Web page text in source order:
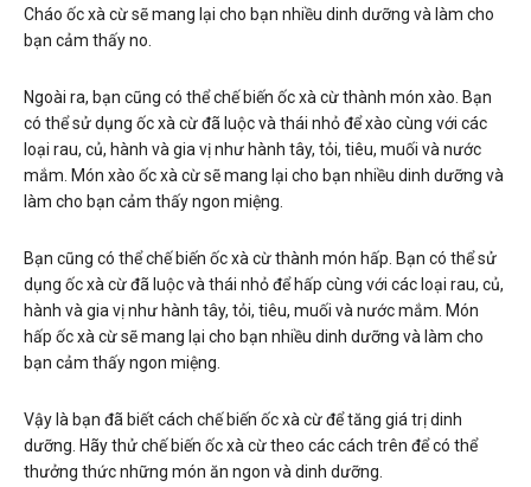
Cháo ốc xà cừ sẽ mang lại cho bạn nhiều dinh dưỡng và làm cho
bạn cảm thấy no.
Ngoài ra, bạn cũng có thể chế biến ốc xà cừ thành món xào. Bạn
có thể sử dụng ốc xà cừ đã luộc và thái nhỏ để xào cùng với các
loại rau, củ, hành và gia vị như hành tây, tỏi, tiêu, muối và nước
mắm. Món xào ốc xà cừ sẽ mang lại cho bạn nhiều dinh dưỡng và
làm cho bạn cảm thấy ngon miệng.
Bạn cũng có thể chế biến ốc xà cừ thành món hấp. Bạn có thể sử
dụng ốc xà cừ đã luộc và thái nhỏ để hấp cùng với các loại rau, củ,
hành và gia vị như hành tây, tỏi, tiêu, muối và nước mắm. Món
hấp ốc xà cừ sẽ mang lại cho bạn nhiều dinh dưỡng và làm cho
bạn cảm thấy ngon miệng.
Vậy là bạn đã biết cách chế biến ốc xà cừ để tăng giá trị dinh
dưỡng. Hãy thử chế biến ốc xà cừ theo các cách trên để có thể
thưởng thức những món ăn ngon và dinh dưỡng.